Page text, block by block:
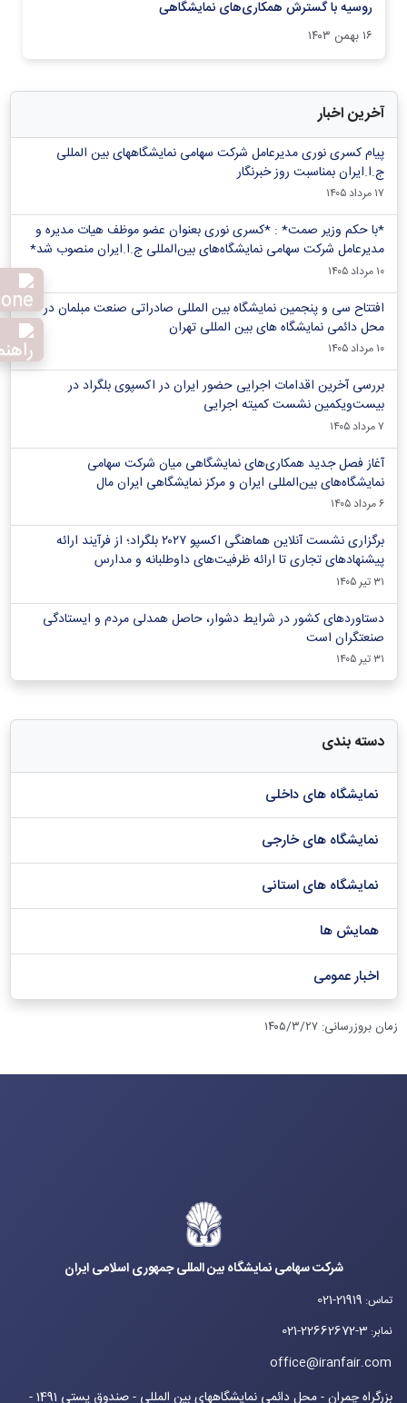
روسیه با گسترش همکاری‌های نمایشگاهی
۱۶ بهمن ۱۴۰۳
آخرین اخبار
پیام کسری نوری مدیرعامل شرکت سهامی نمایشگاههای بین المللی
ج.ا.ایران بمناسبت روز خبرنگار
۱۷ مرداد ۱۴۰۵
*با حکم وزیر صمت* : *کسری نوری بعنوان عضو موظف هیات مدیره و
مدیرعامل شرکت سهامی نمایشگاه‌های بین‌المللی ج.ا.ایران منصوب شد*
۱۰ مرداد ۱۴۰۵
افتتاح سی و پنجمین نمایشگاه بین المللی صادراتی صنعت مبلمان در
محل دائمی نمایشگاه های بین المللی تهران
۱۰ مرداد ۱۴۰۵
بررسی آخرین اقدامات اجرایی حضور ایران در اکسپوی بلگراد در
بیست‌ویکمین نشست کمیته اجرایی
۷ مرداد ۱۴۰۵
آغاز فصل جدید همکاری‌های نمایشگاهی میان شرکت سهامی
نمایشگاه‌های بین‌المللی ایران و مرکز نمایشگاهی ایران‌ مال
۶ مرداد ۱۴۰۵
برگزاری نشست آنلاین هماهنگی اکسپو ۲۰۲۷ بلگراد؛ از فرآیند ارائه
پیشنهادهای تجاری تا ارائه ظرفیت‌های داوطلبانه و مدارس
۳۱ تیر ۱۴۰۵
دستاوردهای کشور در شرایط دشوار، حاصل همدلی مردم و ایستادگی
صنعتگران است
۳۱ تیر ۱۴۰۵
دسته بندی
نمایشگاه های داخلی
نمایشگاه های خارجی
نمایشگاه های استانی
همایش ها
اخبار عمومی
زمان بروزرسانی:۱۴۰۵/۳/۲۷
شرکت سهامی نمایشگاه بین المللی جمهوری اسلامی ایران
تماس:
021-21919
نمابر:
021-22662672-3
office@iranfair.com
بزرگراه چمران - محل دائمی نمایشگاههای بین المللی - صندوق پستی 1491 -